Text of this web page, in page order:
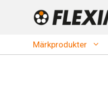
Märkprodukter